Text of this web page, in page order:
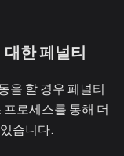
한 페널티
을 할 경우 페널티
로세스를 통해 더
습니다.